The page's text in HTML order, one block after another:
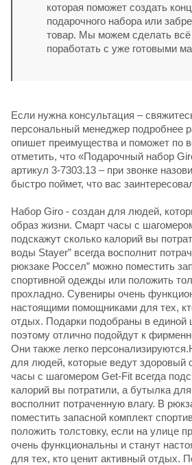
которая поможет создать
подарочного набора или
товар. Мы можем сделать всё
поработать с уже готовыми
Если нужна консультация –
персональный менеджер подробнее
опишет преимущества и поможет по
отметить, что «Подарочный набор
артикул 3-7303.13 – при звонке
быстро поймет, что вас
Набор Giro - создан для людей,
образ жизни. Смарт часы с
подскажут сколько калорий вы
воды Stayer” всегда восполнит
рюкзаке Россел” можно поместить
спортивной одежды или положить
прохладно. Сувениры очень
настоящими помощниками для тех,
отдых. Подарки подобраны в единой
поэтому отлично подойдут к
Они также легко
для людей, которые ведут здоровый
часы с шагомером Get-Fit всегда
калорий вы потратили, а бутылка
восполнит потраченную влагу. В
поместить запасной комплект
положить толстовку, если на улице
очень функциональны и станут
для тех, кто ценит активный отдых.